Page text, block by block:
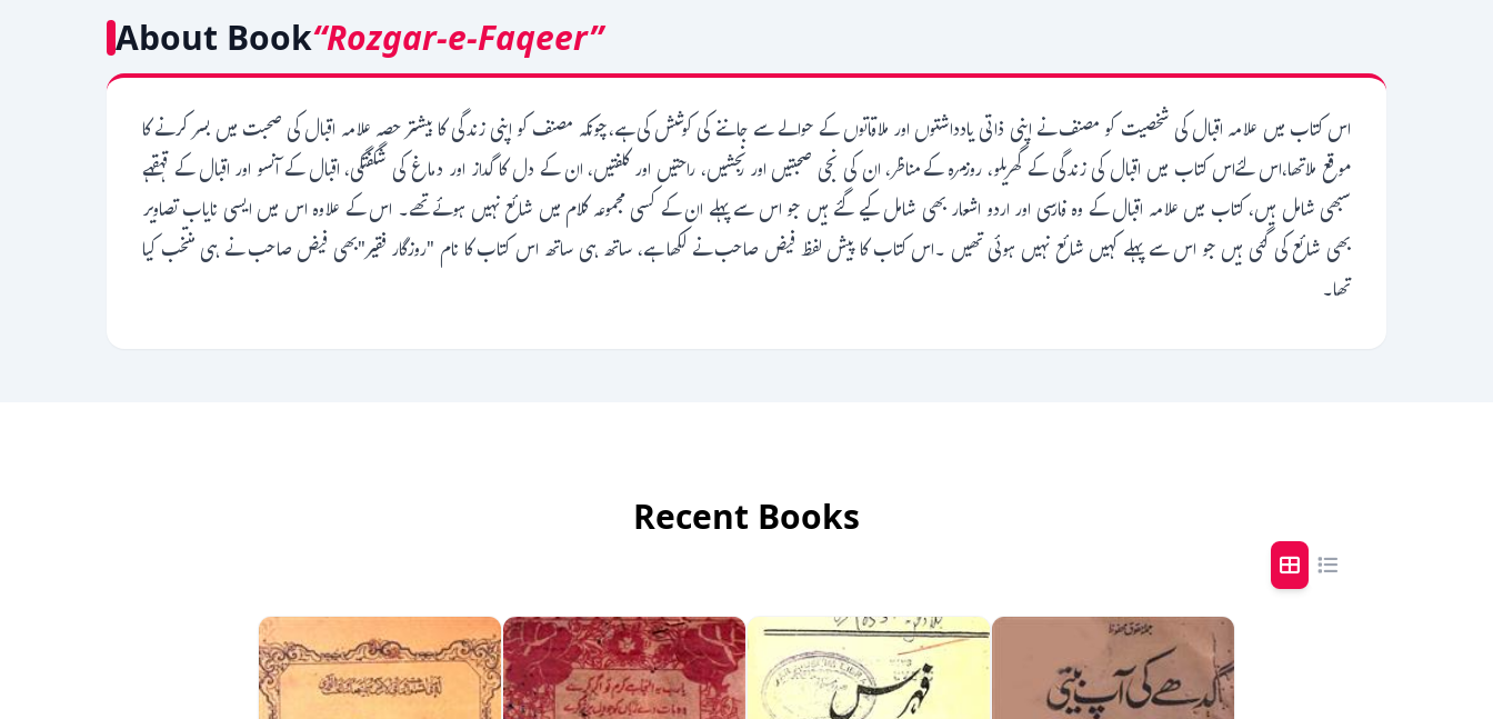
About Book“Rozgar-e-Faqeer”
اس کتاب میں علامہ اقبال کی شخصیت کو مصنف نے اپنی ذاتی یادداشتوں اور ملاقاتوں کے حوالے سے جاننے کی کوشش کی ہے،چونکہ مصنف کو اپنی زندگی کا بیشتر حصہ علامہ اقبال کی صحبت میں بسر کرنے کا
موقع ملاتھا،اس لئےاس کتاب میں اقبال کی زندگی کے گھریلو، روزمرہ کےمناظر، ان کی نجی صحبتیں اور رنجشیں، راحتیں اور کلفتیں، ان کے دل کا گداز اور دماغ کی شگفتگی، اقبال کے آنسو اور اقبال کے قہقہے
سبھی شامل ہیں، کتاب میں علامہ اقبال کے وہ فارسی اور اردو اشعار بھی شامل کیے گئے ہیں جو اس سے پہلے ان کے کسی مجموعہ کلام میں شائع نہیں ہوئے تھے۔ اس کے علاوہ اس میں ایسی نایاب تصاویر
بھی شائع کی گئی ہیں جو اس سے پہلے کہیں شائع نہیں ہوئی تھیں ۔اس کتاب کا پیش لفظ فیض صاحب نے لکھا ہے، ساتھ ہی ساتھ اس کتاب کا نام "روزگار فقیر"بھی فیض صاحب نے ہی منتخب کیا
تھا۔
Recent Books